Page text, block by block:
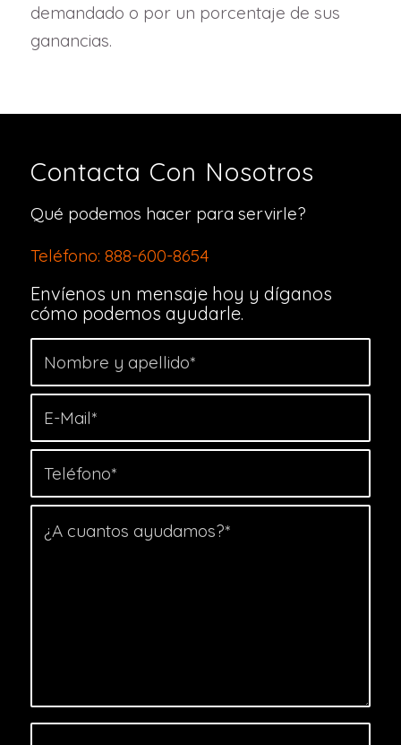
demandado o por un porcentaje de sus
ganancias.
Contacta Con Nosotros
Qué podemos hacer para servirle?
Teléfono: 888-600-8654
Envíenos un mensaje hoy y díganos
cómo podemos ayudarle.